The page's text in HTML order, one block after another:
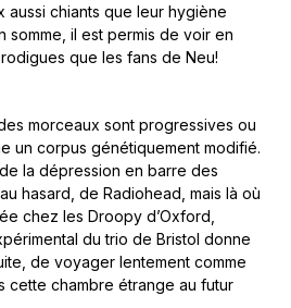
aussi chiants que leur hygiène
somme, il est permis de voir en
que les fans de Neu!
morceaux sont progressives ou
un corpus génétiquement modifié.
la dépression en barre des
hasard, de Radiohead, mais là où
chez les Droopy d’Oxford,
du trio de Bristol donne
de voyager lentement comme
cette chambre étrange au futur